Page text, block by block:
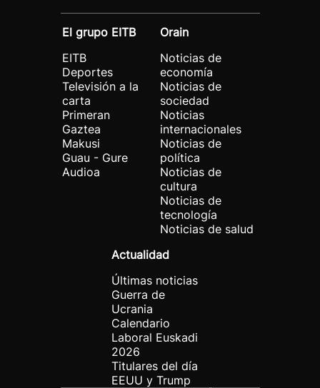
El grupo EITB
EITB
Deportes
Televisión a la
carta
Primeran
Gaztea
Makusi
Guau - Gure
Audioa
Orain
Noticias de
economía
Noticias de
sociedad
Noticias
internacionales
Noticias de
política
Noticias de
cultura
Noticias de
tecnología
Noticias de salud
Actualidad
Últimas noticias
Guerra de
Ucrania
Calendario
Laboral Euskadi
2026
Titulares del día
EEUU y Trump